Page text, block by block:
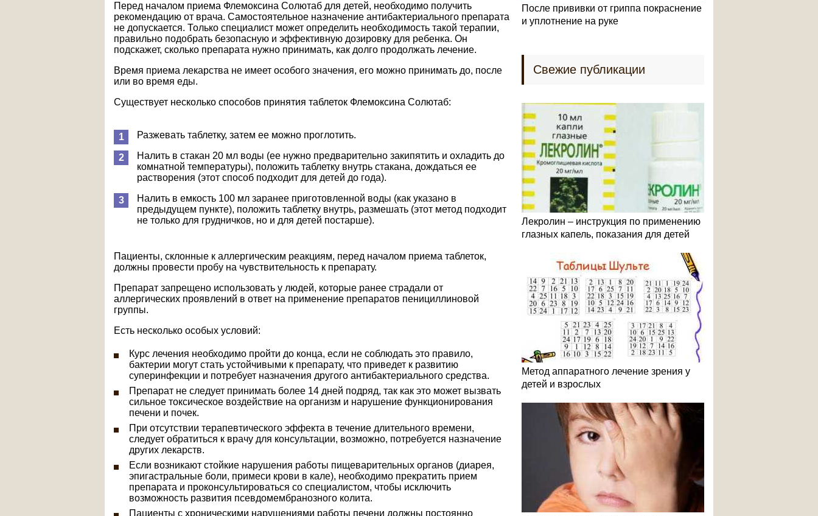
Перед началом приема Флемоксина Солютаб для детей, необходимо получить
рекомендацию от врача. Самостоятельное назначение антибактериального препарата
не допускается. Только специалист может определить необходимость такой терапии,
правильно подобрать безопасную и эффективную дозировку для ребенка. Он
подскажет, сколько препарата нужно принимать, как долго продолжать лечение.
Время приема лекарства не имеет особого значения, его можно принимать до, после
или во время еды.
Существует несколько способов принятия таблеток Флемоксина Солютаб:
Разжевать таблетку, затем ее можно проглотить.
Налить в стакан 20 мл воды (ее нужно предварительно закипятить и охладить до
комнатной температуры), положить таблетку внутрь стакана, дождаться ее
растворения (этот способ подходит для детей до года).
Налить в емкость 100 мл заранее приготовленной воды (как указано в
предыдущем пункте), положить таблетку внутрь, размешать (этот метод подходит
не только для грудничков, но и для детей постарше).
Пациенты, склонные к аллергическим реакциям, перед началом приема таблеток,
должны провести пробу на чувствительность к препарату.
Препарат запрещено использовать у людей, которые ранее страдали от
аллергических проявлений в ответ на применение препаратов пенициллиновой
группы.
Есть несколько особых условий:
Курс лечения необходимо пройти до конца, если не соблюдать это правило,
бактерии могут стать устойчивыми к препарату, что приведет к развитию
суперинфекции и потребует назначения другого антибактериального средства.
Препарат не следует принимать более 14 дней подряд, так как это может вызвать
сильное токсическое воздействие на организм и нарушение функционирования
печени и почек.
При отсутствии терапевтического эффекта в течение длительного времени,
следует обратиться к врачу для консультации, возможно, потребуется назначение
других лекарств.
Если возникают стойкие нарушения работы пищеварительных органов (диарея,
эпигастральные боли, примеси крови в кале), необходимо прекратить прием
препарата и проконсультироваться со специалистом, чтобы исключить
возможность развития псевдомембранозного колита.
Пациенты с хроническими нарушениями работы печени должны постоянно
После прививки от гриппа покраснение
и уплотнение на руке
Свежие публикации
Лекролин – инструкция по применению
глазных капель, показания для детей
Метод аппаратного лечение зрения у
детей и взрослых